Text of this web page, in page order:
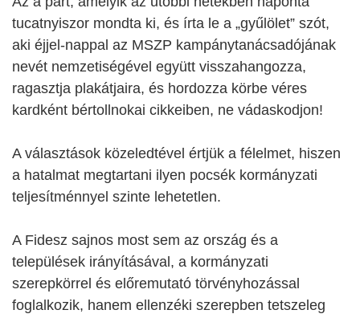
tucatnyiszor mondta ki, és írta le a „gyűlölet” szót,
aki éjjel-nappal az MSZP kampánytanácsadójának
nevét nemzetiségével együtt visszahangozza,
ragasztja plakátjaira, és hordozza körbe véres
kardként bértollnokai cikkeiben, ne vádaskodjon!
A választások közeledtével értjük a félelmet, hiszen
a hatalmat megtartani ilyen pocsék kormányzati
teljesítménnyel szinte lehetetlen.
A Fidesz sajnos most sem az ország és a
települések irányításával, a kormányzati
szerepkörrel és előremutató törvényhozással
foglalkozik, hanem ellenzéki szerepben tetszeleg